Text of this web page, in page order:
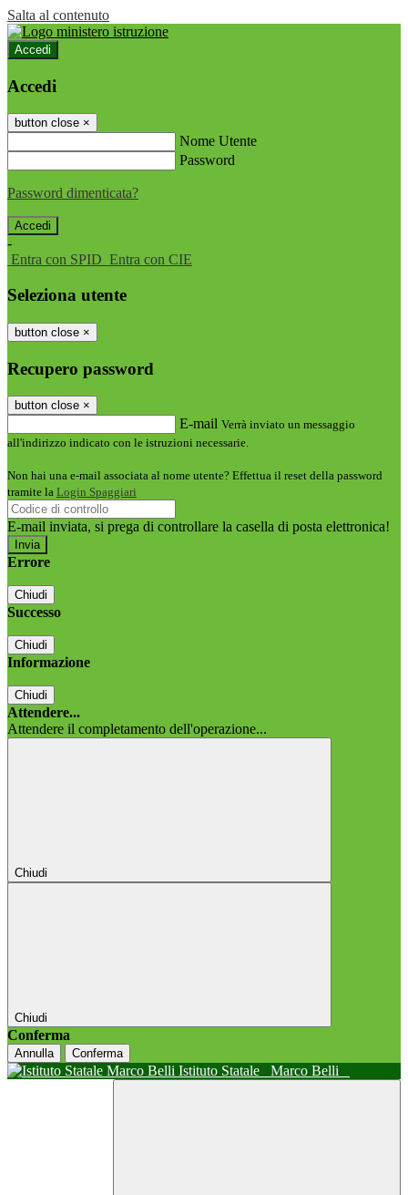
Salta al contenuto
Accedi
Accedi
button close ×
Nome Utente
Password
Password dimenticata?
-
Entra con SPID Entra con CIE
Seleziona utente
button close ×
Recupero password
button close ×
E-mail Verrà inviato un messaggio
all'indirizzo indicato con le istruzioni necessarie.
Non hai una e-mail associata al nome utente? Effettua il reset della password
tramite la Login Spaggiari
E-mail inviata, si prega di controllare la casella di posta elettronica!
Errore
Chiudi
Successo
Chiudi
Informazione
Chiudi
Attendere...
Attendere il completamento dell'operazione...
Chiudi
Chiudi
Conferma
Annulla Conferma
Istituto Statale Marco Belli